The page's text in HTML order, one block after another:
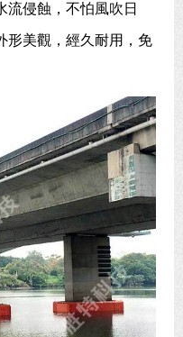
流侵蝕，不怕風吹日
形美觀，經久耐用，免